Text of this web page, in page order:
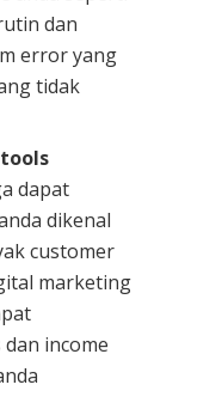
dan
error yang
tidak
dapat
dikenal
customer
marketing
income